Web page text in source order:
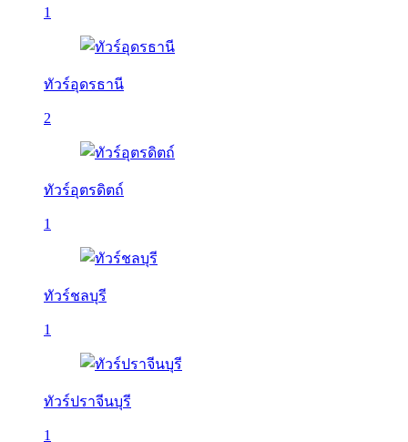
1
ทัวร์อุดรธานี
2
ทัวร์อุตรดิตถ์
1
ทัวร์ชลบุรี
1
ทัวร์ปราจีนบุรี
1